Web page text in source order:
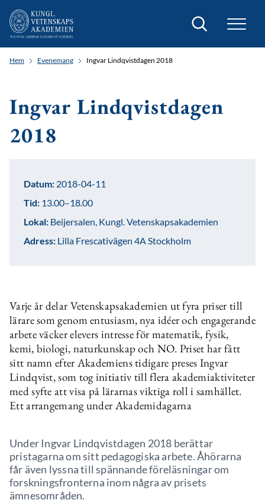
Sök
Hem Evenemang Ingvar Lindqvistdagen 2018
Ingvar Lindqvistdagen
2018
Varje år delar Vetenskapsakademien ut fyra priser till
lärare som genom entusiasm, nya idéer och engagerande
arbete väcker elevers intresse för matematik, fysik,
kemi, biologi, naturkunskap och NO. Priset har fått
sitt namn efter Akademiens tidigare preses Ingvar
Lindqvist, som tog initiativ till flera akademiaktiviteter
med syfte att visa på lärarnas viktiga roll i samhället.
Ett arrangemang under Akademidagarna
Under Ingvar Lindqvistdagen 2018 berättar
pristagarna om sitt pedagogiska arbete. Åhörarna
får även lyssna till spännande föreläsningar om
forskningsfronterna inom några av prisets
ämnesområden.
Datum: 2018-04-11
Tid: 13.00–18.00
Lokal: Beijersalen, Kungl. Vetenskapsakademien
Adress: Lilla Frescativägen 4A Stockholm